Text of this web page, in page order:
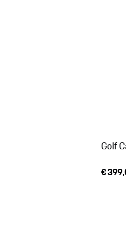
Golf
€